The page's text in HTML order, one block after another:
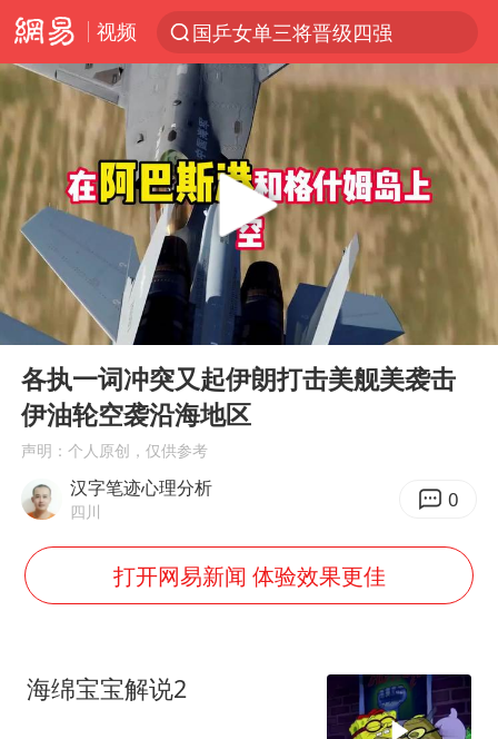
视频
国乒女单三将晋级四强
光影经济撬动暑期消费新蓝海
马克·艾伦退出斯诺克中国公开赛
新疆优化调整景区内自驾服务费
《欢迎来龙餐馆》口碑
情侣平潭拍日出坠崖1死1伤
央视新主播李秋莹孙亚鹏亮相
几元成本的AI广告导致千万市值蒸发
老挝国会主席赛宋蓬逝世
茅台部分直营店飞天茅台提价
白海豚将正面袭击贯穿浙江
酒店回应车内过夜被收150元
黄金牛市回来了吗
商场现钱学森巨幅海报 负责人回应
36岁男演员成景区NPC后人气爆棚
Play
00:00
各执一词冲突又起伊朗打击美舰美袭击
伊油轮空袭沿海地区
声明：个人原创，仅供参考
汉字笔迹心理分析
四川 0
打开网易新闻 体验效果更佳
海绵宝宝解说2